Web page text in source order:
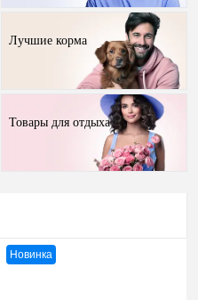
Лучшие корма
Товары для отдыха
Новинка